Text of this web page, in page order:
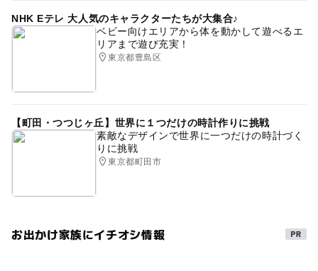
NHK Eテレ 大人気のキャラクターたちが大集合♪
ベビー向けエリアから体を動かして遊べるエ
リアまで遊び充実！
東京都豊島区
【町田・つつじヶ丘】世界に１つだけの時計作りに挑戦
素敵なデザインで世界に一つだけの時計づく
りに挑戦
東京都町田市
お出かけ家族にイチオシ情報